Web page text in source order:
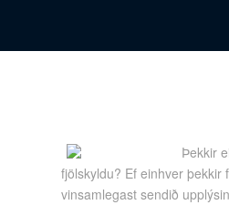
Þekkir
fjölskyldu? Ef einhver þekkir
vinsamlegast sendið